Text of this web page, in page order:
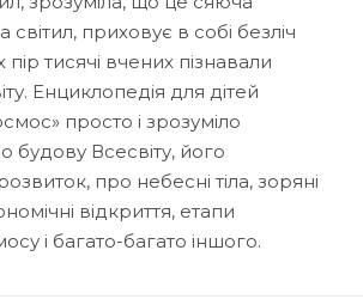
приховує в собі безліч
пір тисячі вчених пізнавали
Енциклопедія для дітей
просто і зрозуміло
будову Всесвіту, його
про небесні тіла, зоряні
відкриття, етапи
і багато-багато іншого.